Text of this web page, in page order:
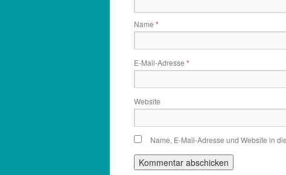
Name *
E-Mail-Adresse *
Website
Name, E-Mail-Adresse und Website in